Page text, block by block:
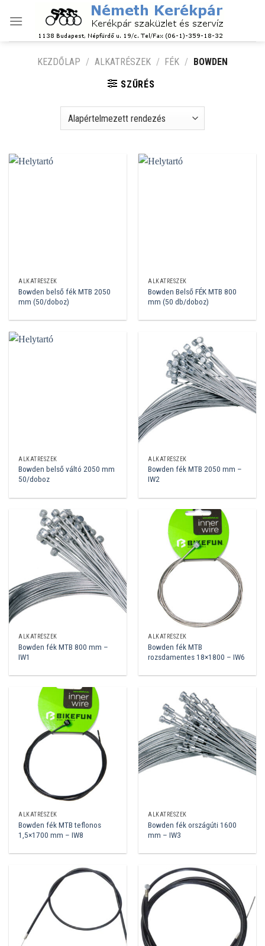
KEZDŐLAP / ALKATRÉSZEK / FÉK / BOWDEN
SZŰRÉS
ALKATRÉSZEK
Bowden belső fék MTB 2050
mm (50/doboz)
ALKATRÉSZEK
Bowden Belső FÉK MTB 800
mm (50 db/doboz)
ALKATRÉSZEK
Bowden belső váltó 2050 mm
50/doboz
ALKATRÉSZEK
Bowden fék MTB 2050 mm –
IW2
ALKATRÉSZEK
Bowden fék MTB 800 mm –
IW1
ALKATRÉSZEK
Bowden fék MTB
rozsdamentes 18×1800 – IW6
ALKATRÉSZEK
Bowden fék MTB teflonos
1,5×1700 mm – IW8
ALKATRÉSZEK
Bowden fék országúti 1600
mm – IW3